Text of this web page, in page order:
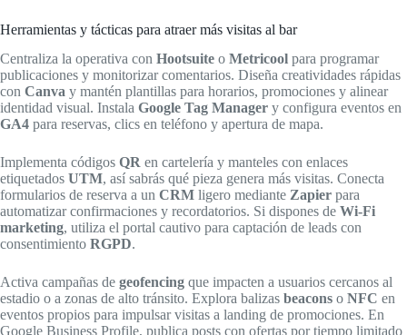
Herramientas y tácticas para atraer más visitas al bar
Centraliza la operativa con Hootsuite o Metricool para programar
publicaciones y monitorizar comentarios. Diseña creatividades rápidas
con Canva y mantén plantillas para horarios, promociones y alinear
identidad visual. Instala Google Tag Manager y configura eventos en
GA4 para reservas, clics en teléfono y apertura de mapa.
Implementa códigos QR en cartelería y manteles con enlaces
etiquetados UTM, así sabrás qué pieza genera más visitas. Conecta
formularios de reserva a un CRM ligero mediante Zapier para
automatizar confirmaciones y recordatorios. Si dispones de Wi‑Fi
marketing, utiliza el portal cautivo para captación de leads con
consentimiento RGPD.
Activa campañas de geofencing que impacten a usuarios cercanos al
estadio o a zonas de alto tránsito. Explora balizas beacons o NFC en
eventos propios para impulsar visitas a landing de promociones. En
Google Business Profile, publica posts con ofertas por tiempo limitado